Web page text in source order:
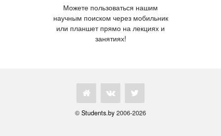
Можете пользоваться нашим
научным поиском через мобильник
или планшет прямо на лекциях и
занятиях!
© Students.by 2006-2026